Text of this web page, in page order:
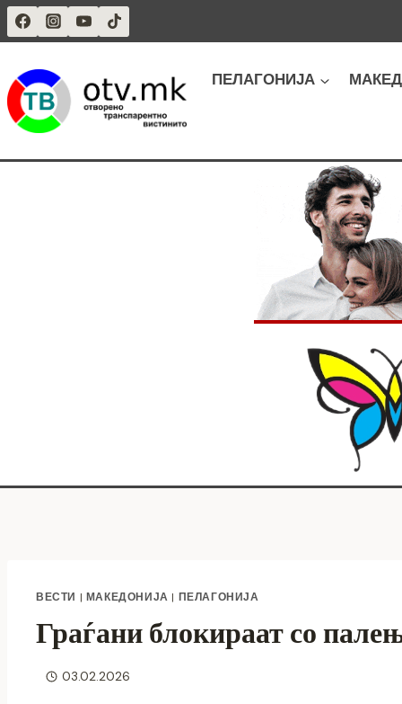
Skip
to
ПЕЛАГОНИЈА
ВЕСТИ | МАКЕДОНИЈА | ПЕЛАГОНИЈА
Граѓани блокираат со
03.02.2026